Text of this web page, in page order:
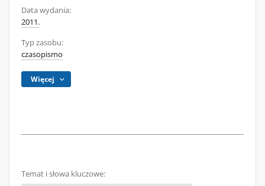
Data wydania:
2011.
Typ zasobu:
czasopismo
Więcej
Temat i słowa kluczowe: